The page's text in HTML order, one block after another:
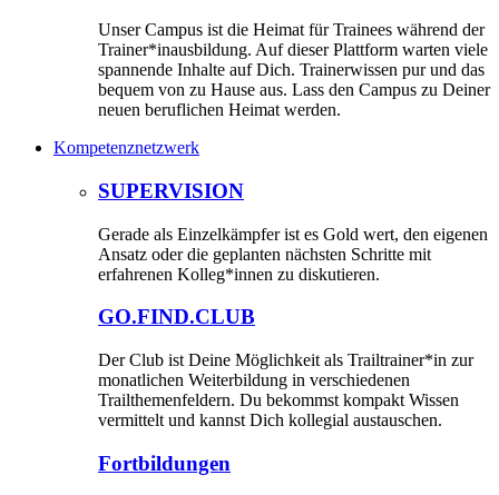
Unser Campus ist die Heimat für Trainees während der
Trainer*inausbildung. Auf dieser Plattform warten viele
spannende Inhalte auf Dich. Trainerwissen pur und das
bequem von zu Hause aus. Lass den Campus zu Deiner
neuen beruflichen Heimat werden.
Kompetenznetzwerk
SUPERVISION
Gerade als Einzelkämpfer ist es Gold wert, den eigenen
Ansatz oder die geplanten nächsten Schritte mit
erfahrenen Kolleg*innen zu diskutieren.
GO.FIND.CLUB
Der Club ist Deine Möglichkeit als Trailtrainer*in zur
monatlichen Weiterbildung in verschiedenen
Trailthemenfeldern. Du bekommst kompakt Wissen
vermittelt und kannst Dich kollegial austauschen.
Fortbildungen